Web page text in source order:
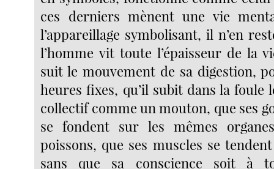
ces derniers mènent une vie
l’appareillage symbolisant, il n’en
l’homme vit toute l’épaisseur de la
suit le mouvement de sa digestion,
heures fixes, qu’il subit dans la foule
collectif comme un mouton, que ses
se fondent sur les mêmes
poissons, que ses muscles se
sans que sa conscience soit à